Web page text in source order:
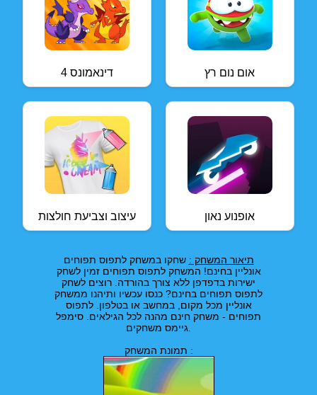
דינאמונס 4 אום נום רץ
עיצוב וצביעת חולצות אופנוע נאון
תיאור המשחק : שחקו במשחק לתפוס תפוחים
אונליין בחינם! המשחק לתפוס תפוחים זמין לשחק
ישירות בדפדפן ללא צורך בהורדה. רוצים לשחק
לתפוס תפוחים בחינם? כנסו עכשיו ותיהנו ממשחק
אונליין מכל מקום, במחשב או בטלפון. לתפוס
תפוחים - משחק חינם מהנה לכל הגילאים. סימפל
תמונת המשחק :